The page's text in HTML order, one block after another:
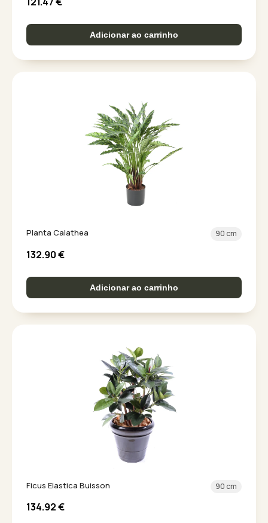
Adicionar ao carrinho
Planta Calathea 90 cm
132.90€
Adicionar ao carrinho
Ficus Elastica Buisson 90 cm
134.92€